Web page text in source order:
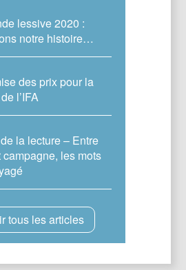
lessive 2020 :
notre histoire…
des prix pour la
l’IFA
la lecture – Entre
les mots
tous les articles